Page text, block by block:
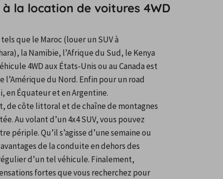
la location de voitures 4WD
que le Maroc (louer un SUV à
la Namibie, l’Afrique du Sud, le Kenya
4WD aux États-Unis ou au Canada est
du Nord. Enfin pour un road
en Équateur et en Argentine.
de côte littoral et de chaîne de montagnes
Au volant d’un 4x4 SUV, vous pouvez
Qu’il s’agisse d’une semaine ou
de la conduite en dehors des
d’un tel véhicule. Finalement,
fortes que vous recherchez pour